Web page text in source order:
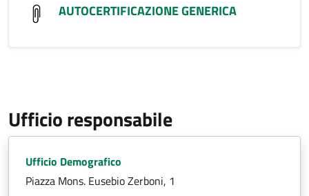
AUTOCERTIFICAZIONE GENERICA
Ufficio responsabile
Ufficio Demografico
Piazza Mons. Eusebio Zerboni, 1